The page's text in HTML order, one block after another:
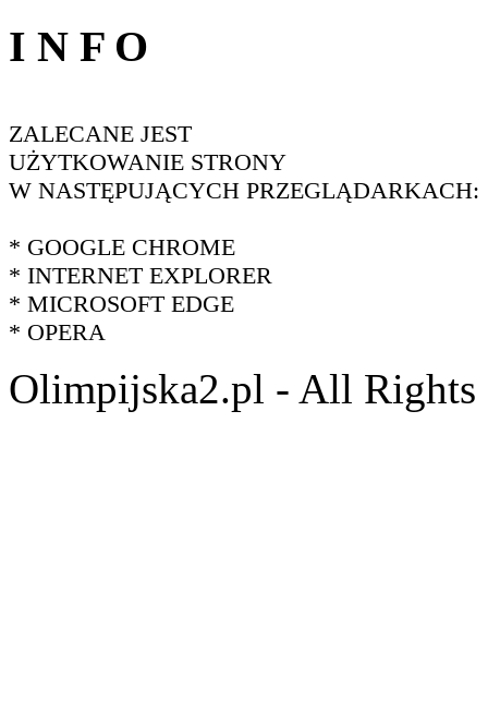
I N F O
ZALECANE JEST
UŻYTKOWANIE STRONY
W NASTĘPUJĄCYCH PRZEGLĄDARKACH:
* GOOGLE CHROME
* INTERNET EXPLORER
* MICROSOFT EDGE
* OPERA
Olimpijska2.pl - All Rights